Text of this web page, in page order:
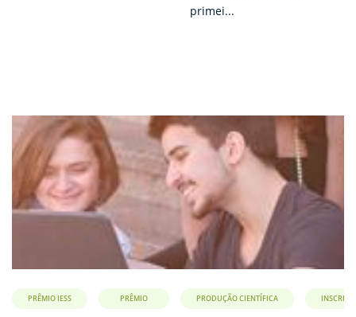
primei...
PRÊMIO IESS PRÊMIO PRODUÇÃO CIENTÍFICA